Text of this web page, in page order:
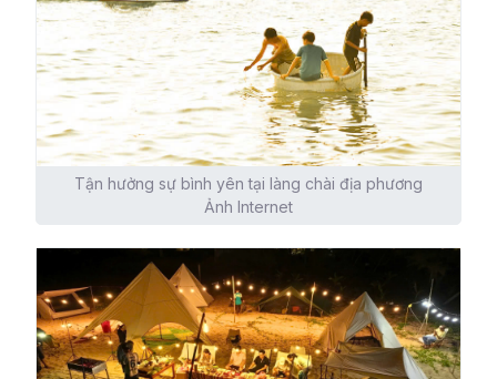
Tận hưởng sự bình yên tại làng chài địa phương
Ảnh Internet